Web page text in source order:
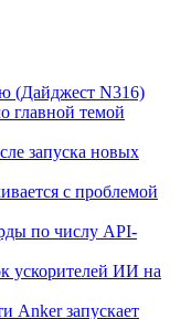
(Дайджест N316)
главной темой
запуска новых
с проблемой
по числу API-
ускорителей ИИ на
Anker запускает